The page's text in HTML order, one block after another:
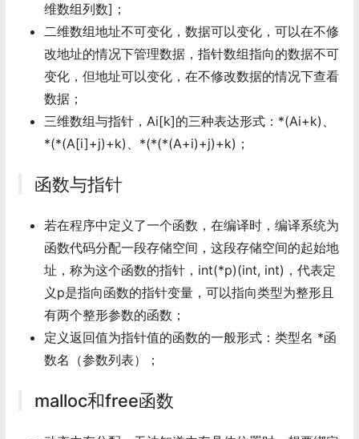
维数组列数]；
二维数组地址不可变化，数据可以变化，可以在不修
改地址的情况下管理数据，指针数组指向的数据不可
变化，但地址可以变化，在不修改数据的情况下查看
数据；
三维数组与指针，Ai[k]的三种表达形式：*(Ai+k)、
*(*(A[i]+j)+k)、*(*(*(A+i)+j)+k)；
函数与指针
若在程序中定义了一个函数，在编译时，编译系统为
函数代码分配一段存储空间，这段存储空间的起始地
址，称为这个函数的指针，int(*p)(int, int)，代表定
义p是指向函数的指针变量，可以指向类型为整形且
有两个整形参数的函数；
定义返回值为指针值的函数的一般形式：类型名 *函
数名（参数列表）；
malloc和free函数